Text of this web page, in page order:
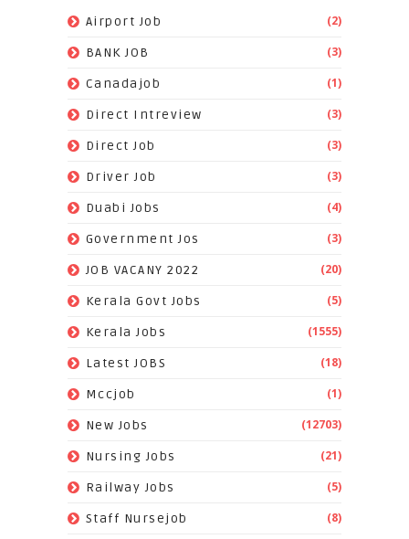
Airport Job (2)
BANK JOB (3)
Canadajob (1)
Direct Intreview (3)
Direct Job (3)
Driver Job (3)
Duabi Jobs (4)
Government Jos (3)
JOB VACANY 2022 (20)
Kerala Govt Jobs (5)
Kerala Jobs (1555)
Latest JOBS (18)
Mccjob (1)
New Jobs (12703)
Nursing Jobs (21)
Railway Jobs (5)
Staff Nursejob (8)